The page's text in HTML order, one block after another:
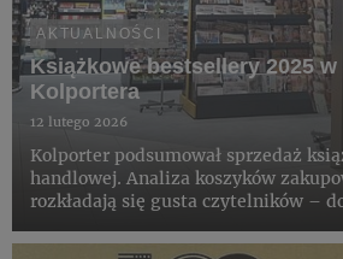
AKTUALNOŚCI
Książkowe bestsellery 2025
Kolportera
12 lutego 2026
Kolporter podsumował sprzedaż
handlowej. Analiza koszyków
rozkładają się gusta czytelników –
książki obyczajowe, natomiast